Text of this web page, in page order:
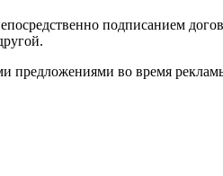
подписанием
во время